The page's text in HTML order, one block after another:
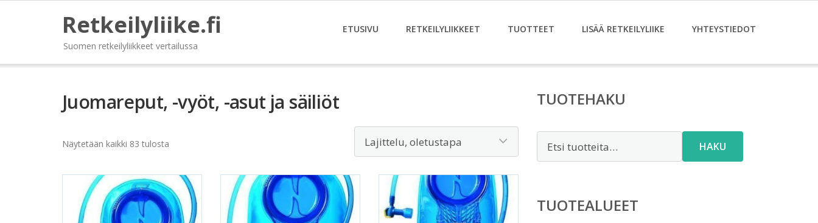
Retkeilyliike.fi
Suomen retkeilyliikkeet vertailussa
ETUSIVU RETKEILYLIIKKEET TUOTTEET LISÄÄ RETKEILYLIIKE YHTEYSTIEDOT
Juomareput, -vyöt, -asut ja säiliöt
Näytetään kaikki 83 tulosta
TUOTEHAKU
HAKU
TUOTEALUEET